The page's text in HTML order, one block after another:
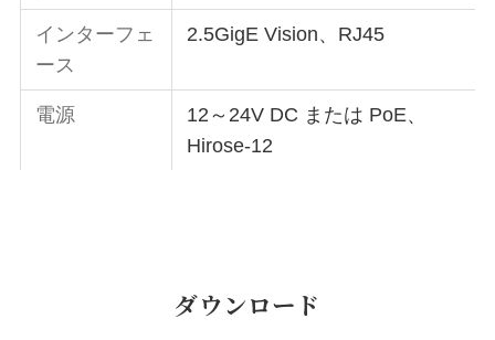
インターフェ
ース
2.5GigE Vision、RJ45
電源
12～24V DC または PoE、
Hirose-12
ダウンロード